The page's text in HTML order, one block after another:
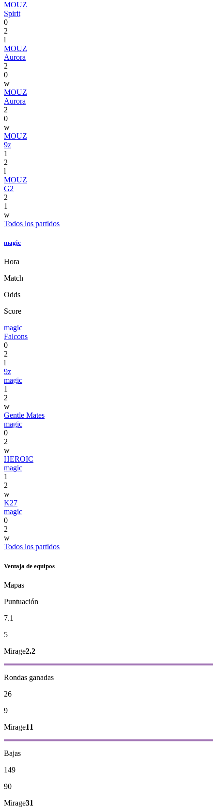
MOUZ
Spirit
0
2
l
MOUZ
Aurora
2
0
w
MOUZ
Aurora
2
0
w
MOUZ
9z
1
2
l
MOUZ
G2
2
1
w
Todos los partidos
magic
Hora
Match
Odds
Score
magic
Falcons
0
2
l
9z
magic
1
2
w
Gentle Mates
magic
0
2
w
HEROIC
magic
1
2
w
K27
magic
0
2
w
Todos los partidos
Ventaja de equipos
Mapas
Puntuación
7.1
5
Mirage2.2
Rondas ganadas
26
9
Mirage11
Bajas
149
90
Mirage31